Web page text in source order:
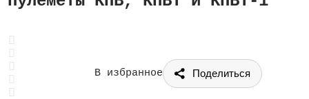
В избранное Поделиться